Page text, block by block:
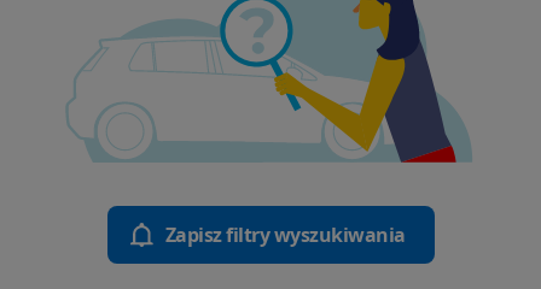
Zapisz filtry wyszukiwania